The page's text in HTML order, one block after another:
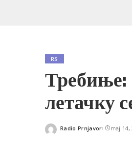
RS
летачку
Posted
Radio Prnjavor maj 14,